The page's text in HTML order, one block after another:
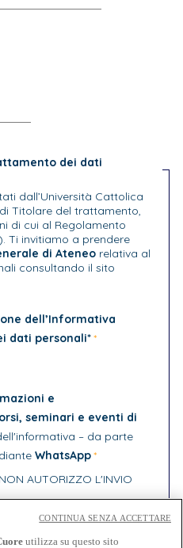
dei dati
dall’Università Cattolica
Titolare del trattamento,
di cui al Regolamento
Ti invitiamo a prendere
di Ateneo relativa al
consultando il sito
dell’Informativa
dati personali*
e
seminari e eventi di
– da parte
WhatsApp
NON AUTORIZZO L'INVIO
e materiale
iscrizione ad eventi
utilizza su questo sito
CONTINUA SENZA ACCETTARE